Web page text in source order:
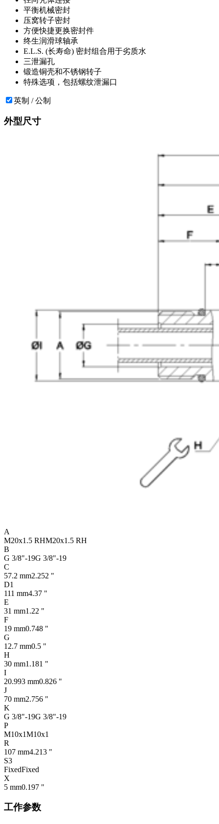
平衡机械密封
压窝转子密封
方便快捷更换密封件
终生润滑球轴承
E.L.S. (长寿命) 密封组合用于劣质水
三泄漏孔
锻造铜壳和不锈钢转子
特殊选项，包括螺纹泄漏口
英制 / 公制
外型尺寸
A
M20x1.5 RHM20x1.5 RH
B
G 3/8"-19G 3/8"-19
C
57.2 mm2.252 "
D1
111 mm4.37 "
E
31 mm1.22 "
F
19 mm0.748 "
G
12.7 mm0.5 "
H
30 mm1.181 "
I
20.993 mm0.826 "
J
70 mm2.756 "
K
G 3/8"-19G 3/8"-19
P
M10x1M10x1
R
107 mm4.213 "
S3
FixedFixed
X
5 mm0.197 "
工作参数